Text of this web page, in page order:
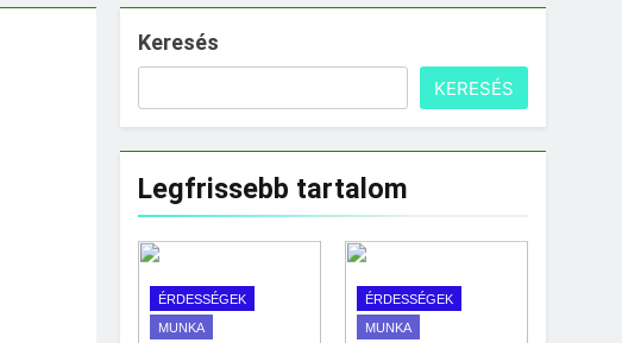
Keresés
KERESÉS
Legfrissebb tartalom
ÉRDESSÉGEK
MUNKA
ÉRDESSÉGEK
MUNKA